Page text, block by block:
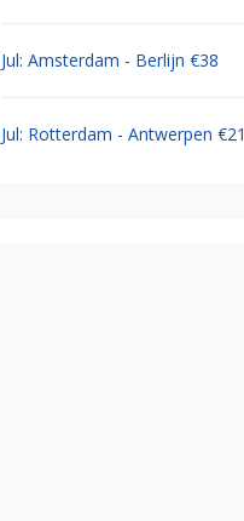
Jul: Amsterdam - Berlijn €38
Jul: Rotterdam - Antwerpen €21